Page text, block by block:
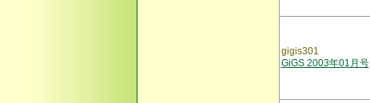
gigis301
GiGS 2003年01月号